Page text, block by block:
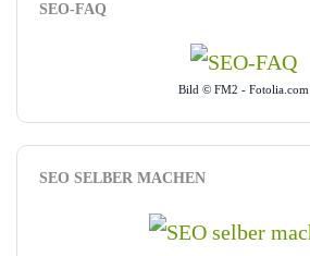
SEO-FAQ
Bild © FM2 - Fotolia.com
SEO SELBER MACHEN